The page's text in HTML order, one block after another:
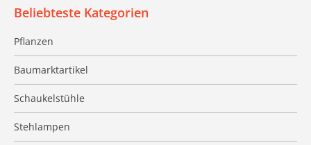
Beliebteste Kategorien
Pflanzen
Baumarktartikel
Schaukelstühle
Stehlampen